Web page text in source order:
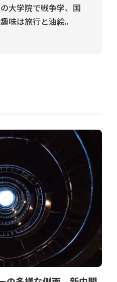
大学院で戦争学、国
味は旅行と油絵。